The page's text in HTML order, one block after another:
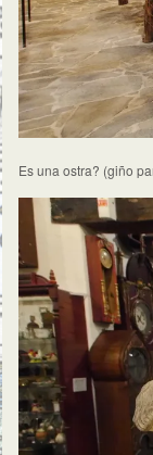
Es una ostra? (giño